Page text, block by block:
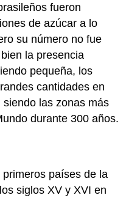
fueron
de azúcar a lo
su número no fue
la presencia
pequeña, los
cantidades en
las zonas más
durante 300 años.
países de la
siglos XV y XVI en